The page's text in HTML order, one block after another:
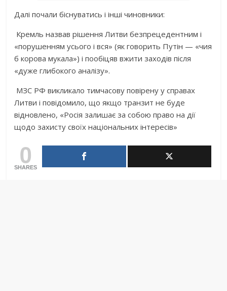
Далі почали біснуватись і інші чиновники:
Кремль назвав рішення Литви безпрецедентним і
«порушенням усього і вся» (як говорить Путін — «чия
б корова мукала») і пообіцяв вжити заходів після
«дуже глибокого аналізу».
МЗС РФ викликало тимчасову повірену у справах
Литви і повідомило, що якщо транзит не буде
відновлено, «Росія залишає за собою право на дії
щодо захисту своїх національних інтересів»
0
SHARES